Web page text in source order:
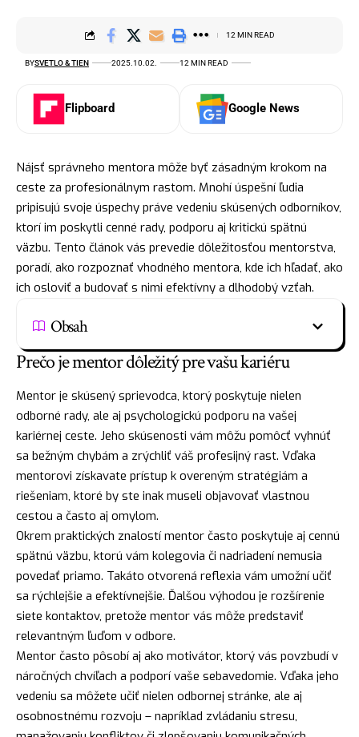
BYSVETLO & TIEN 2025.10.02. 12 MIN READ
12 MIN READ
Flipboard Google News
Nájsť správneho mentora môže byť zásadným krokom na
ceste za profesionálnym rastom. Mnohí úspešní ľudia
pripisujú svoje úspechy práve vedeniu skúsených odborníkov,
ktorí im poskytli cenné rady, podporu aj kritickú spätnú
väzbu. Tento článok vás prevedie dôležitosťou mentorstva,
poradí, ako rozpoznať vhodného mentora, kde ich hľadať, ako
ich osloviť a budovať s nimi efektívny a dlhodobý vzťah.
Obsah
Prečo je mentor dôležitý pre vašu kariéru
Mentor je skúsený sprievodca, ktorý poskytuje nielen
odborné rady, ale aj psychologickú podporu na vašej
kariérnej ceste. Jeho skúsenosti vám môžu pomôcť vyhnúť
sa bežným chybám a zrýchliť váš profesijný rast. Vďaka
mentorovi získavate prístup k overeným stratégiám a
riešeniam, ktoré by ste inak museli objavovať vlastnou
cestou a často aj omylom.
Okrem praktických znalostí mentor často poskytuje aj cennú
spätnú väzbu, ktorú vám kolegovia či nadriadení nemusia
povedať priamo. Takáto otvorená reflexia vám umožní učiť
sa rýchlejšie a efektívnejšie. Ďalšou výhodou je rozšírenie
siete kontaktov, pretože mentor vás môže predstaviť
relevantným ľuďom v odbore.
Mentor často pôsobí aj ako motivátor, ktorý vás povzbudí v
náročných chvíľach a podporí vaše sebavedomie. Vďaka jeho
vedeniu sa môžete učiť nielen odbornej stránke, ale aj
osobnostnému rozvoju – napríklad zvládaniu stresu,